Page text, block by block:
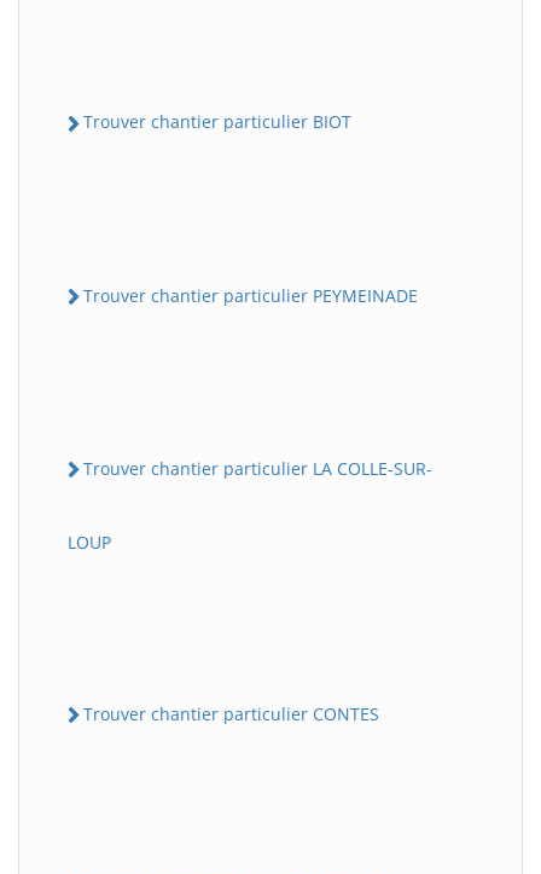
Trouver chantier particulier BIOT
Trouver chantier particulier PEYMEINADE
Trouver chantier particulier LA COLLE-SUR-
LOUP
Trouver chantier particulier CONTES